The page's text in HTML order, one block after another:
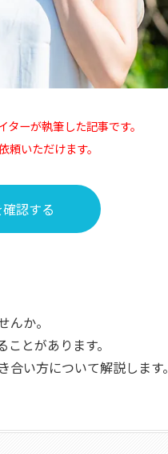
ーが執筆した記事です。
いただけます。
認する
か。
とがあります。
い方について解説します。